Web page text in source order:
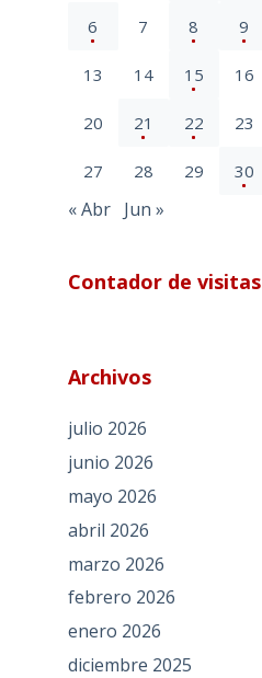
6 7 8 9
13 14 15 16
20 21 22 23
27 28 29 30
« Abr Jun »
Contador de visitas
Archivos
julio 2026
junio 2026
mayo 2026
abril 2026
marzo 2026
febrero 2026
enero 2026
diciembre 2025